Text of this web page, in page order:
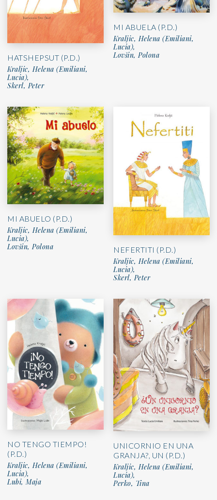
HATSHEPSUT (P.D.)
Kraljic, Helena (Emiliani,
Lucia),
Skerl, Peter
MI ABUELA (P.D.)
Kraljic, Helena (Emiliani,
Lucia),
Lovšin, Polona
MI ABUELO (P.D.)
Kraljic, Helena (Emiliani,
Lucia),
Lovšin, Polona
NEFERTITI (P.D.)
Kraljic, Helena (Emiliani,
Lucia),
Skerl, Peter
NO TENGO TIEMPO!
(P.D.)
Kraljic, Helena (Emiliani,
Lucia),
Lubi, Maja
UNICORNIO EN UNA
GRANJA?, UN (P.D.)
Kraljic, Helena (Emiliani,
Lucia),
Perko, Tina